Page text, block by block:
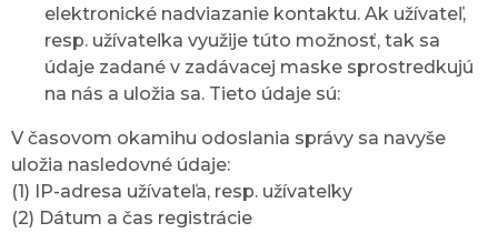
elektronické nadviazanie kontaktu. Ak užívateľ,
resp. užívateľka využije túto možnosť, tak sa
údaje zadané v zadávacej maske sprostredkujú
na nás a uložia sa. Tieto údaje sú:
V časovom okamihu odoslania správy sa navyše
uložia nasledovné údaje:
(1) IP-adresa užívateľa, resp. užívateľky
(2) Dátum a čas registrácie